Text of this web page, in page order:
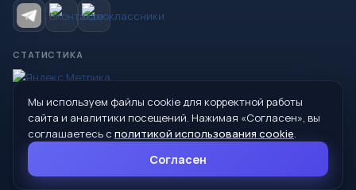
СТАТИСТИКА
© 2026 Управление образования Администрации МО
Сухой Лог
624800, Свердловская область, г. Сухой Лог, ул. Кирова, дом 7
8 (34373) 4-33-85
Мы используем файлы cookie для корректной работы
сайта и аналитики посещений. Нажимая «Согласен», вы
соглашаетесь с политикой использования cookie.
Согласен